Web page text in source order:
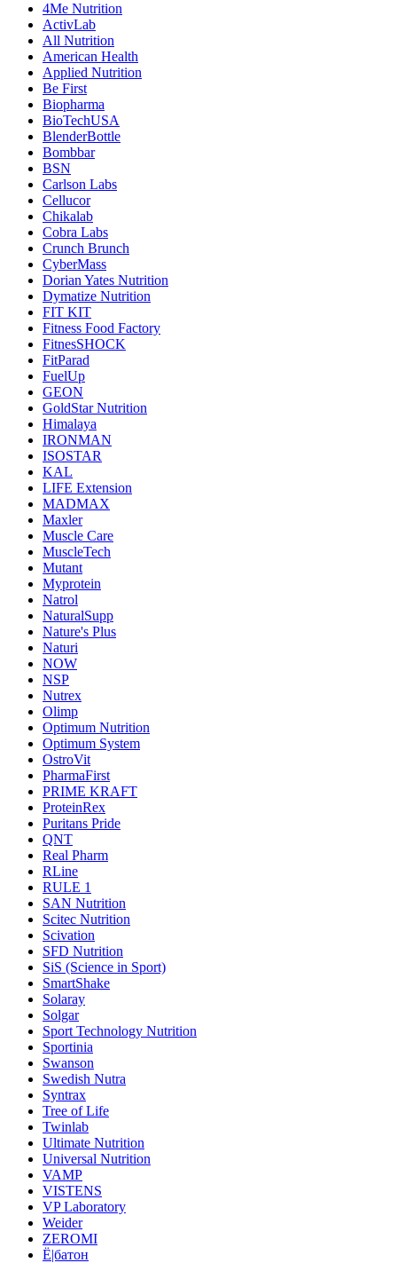
4Me Nutrition
ActivLab
All Nutrition
American Health
Applied Nutrition
Be First
Biopharma
BioTechUSA
BlenderBottle
Bombbar
BSN
Carlson Labs
Cellucor
Chikalab
Cobra Labs
Crunch Brunch
CyberMass
Dorian Yates Nutrition
Dymatize Nutrition
FIT KIT
Fitness Food Factory
FitnesSHOCK
FitParad
FuelUp
GEON
GoldStar Nutrition
Himalaya
IRONMAN
ISOSTAR
KAL
LIFE Extension
MADMAX
Maxler
Muscle Care
MuscleTech
Mutant
Myprotein
Natrol
NaturalSupp
Nature's Plus
Naturi
NOW
NSP
Nutrex
Olimp
Optimum Nutrition
Optimum System
OstroVit
PharmaFirst
PRIME KRAFT
ProteinRex
Puritans Pride
QNT
Real Pharm
RLine
RULE 1
SAN Nutrition
Scitec Nutrition
Scivation
SFD Nutrition
SiS (Science in Sport)
SmartShake
Solaray
Solgar
Sport Technology Nutrition
Sportinia
Swanson
Swedish Nutra
Syntrax
Tree of Life
Twinlab
Ultimate Nutrition
Universal Nutrition
VAMP
VISTENS
VP Laboratory
Weider
ZEROMI
Ё|батон